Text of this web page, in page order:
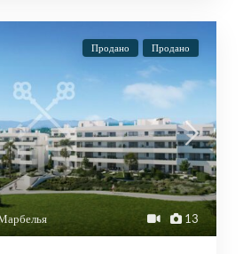
13
Продано Продано